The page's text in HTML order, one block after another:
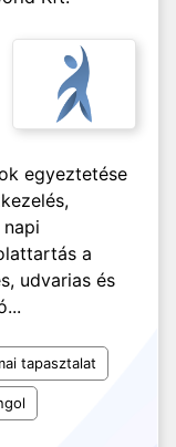
egyeztetése
a
udvarias és
tapasztalat